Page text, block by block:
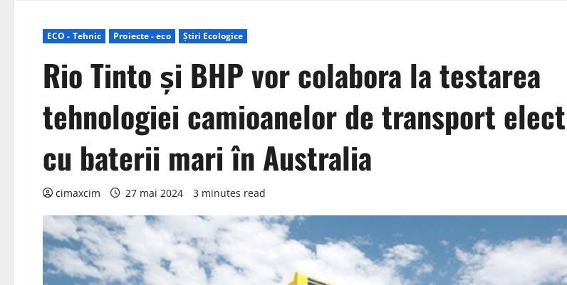
ECO - Tehnic Proiecte - eco Știri Ecologice
Rio Tinto și BHP vor colabora la testarea
tehnologiei camioanelor de transport
cu baterii mari în Australia
cimaxcim 27 mai 2024 3 minutes read